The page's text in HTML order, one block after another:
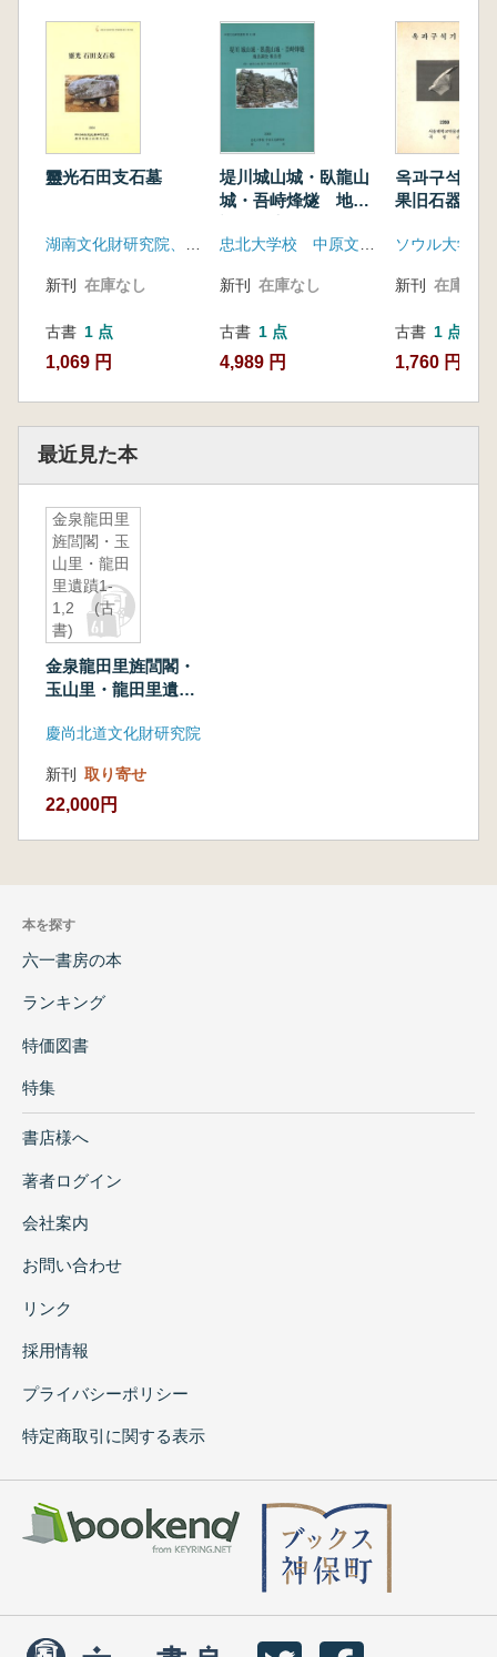
靈光石田支石墓
湖南文化財研究院、農業基盤公社霊光支社
新刊 在庫なし
古書 1 点
1,069 円
堤川城山城・臥龍山
城・吾峙烽燧 地表
忠北大学校 中原文化研究所 堤川市
新刊 在庫なし
古書 1 点
4,989 円
옥과구석기
果旧石器遺
新刊 在庫なし
古書 1 点
1,760 円
最近見た本
金泉龍田里
旌閭閣・玉
山里・龍田
里遺蹟1-
1,2 (古
書)
金泉龍田里旌閭閣・
玉山里・龍田里遺蹟
慶尚北道文化財研究院
新刊 取り寄せ
22,000円
本を探す
六一書房の本
ランキング
特価図書
特集
書店様へ
著者ログイン
会社案内
お問い合わせ
リンク
採用情報
プライバシーポリシー
特定商取引に関する表示